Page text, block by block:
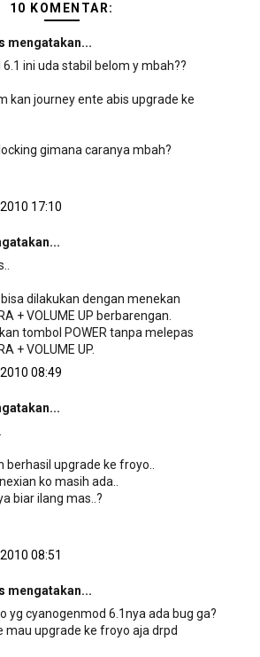
10 KOMENTAR:
mengatakan...
ini uda stabil belom y mbah??
kan journey ente abis upgrade ke
gimana caranya mbah?
17:10
dilakukan dengan menekan
+ VOLUME UP berbarengan.
tombol POWER tanpa melepas
+ VOLUME UP.
08:49
upgrade ke froyo..
ko masih ada..
biar ilang mas..?
08:51
mengatakan...
yg cyanogenmod 6.1nya ada bug ga?
mau upgrade ke froyo aja drpd